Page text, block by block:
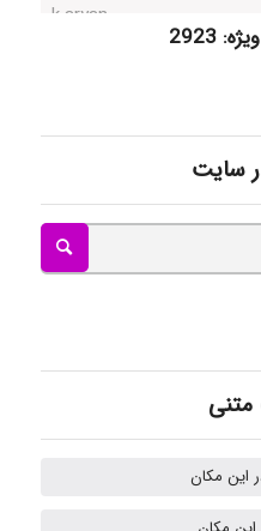
Mohammad
Tavan
akhtar shahsavandi
2923
سایت
متنی
این مکان